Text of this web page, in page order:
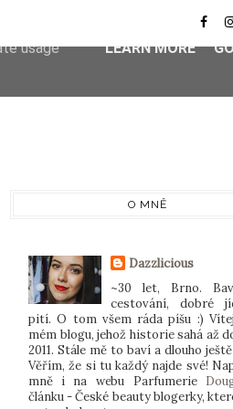
O MNĚ
Dazzlicious
~30 let, Brno.
cestování, dobré
pití. O tom všem ráda píšu :)
mém blogu, jehož historie sahá až
2011. Stále mě to baví a dlouho
Věřím, že si tu každý najde své!
mně i na webu Parfumerie
článku - České beauty blogerky,
agent
usage
LEARN MORE